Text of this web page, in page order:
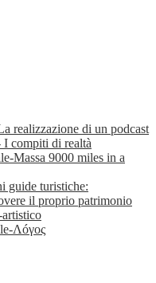
realizzazione di un podcast
I compiti di realtà
Massa 9000 miles in a
guide turistiche:
il proprio patrimonio
Λóγος